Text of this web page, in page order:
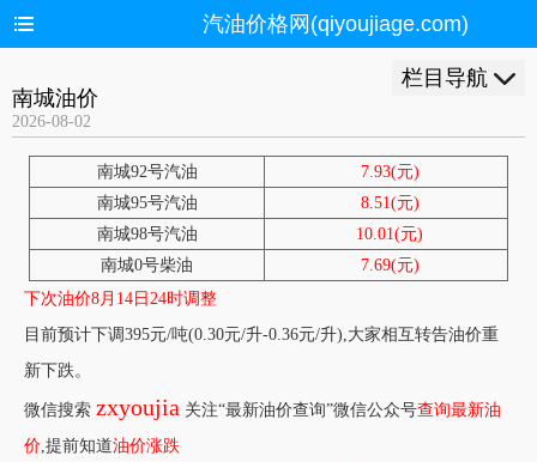
汽油价格网(qiyoujiage.com)
栏目导航
南城油价
2026-08-02
南城92号汽油
7.93(元)
南城95号汽油
8.51(元)
南城98号汽油
10.01(元)
南城0号柴油
7.69(元)
下次油价8月14日24时调整
目前预计下调395元/吨(0.30元/升-0.36元/升),大家相互转告油价重
新下跌。
微信搜索 zxyoujia 关注“最新油价查询”微信公众号查询最新油
价,提前知道油价涨跌